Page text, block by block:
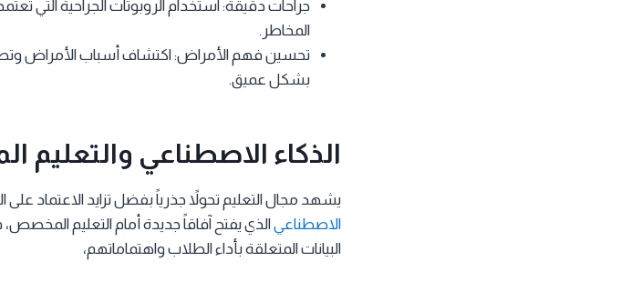
جراحات دقيقة: استخدام الروبوتات الجراحية التي
المخاطر.
تحسين فهم الأمراض: اكتشاف أسباب الأمراض
بشكل عميق.
الذكاء الاصطناعي
يشهد مجال التعليم تحولاً جذرياً بفضل تزايد الاعتماد على
الاصطناعيالذي يفتح آفاقاً جديدة أمام التعليم
البيانات المتعلقة بأداء الطلاب واهتماماتهم،